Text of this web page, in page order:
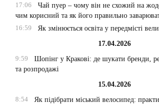
17:06
Чай пуер – чому він не схожий на
чим корисний та як його правильно
16:59
Як змінюється освіта у передмісті
17.04.2026
9:59
Шопінг у Кракові: де шукати бренди,
та розпродажі
15.04.2026
8:54
Як підібрати міський велосипед: